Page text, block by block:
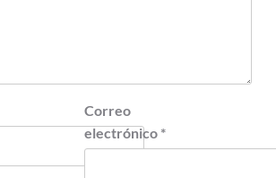
Correo
electrónico *